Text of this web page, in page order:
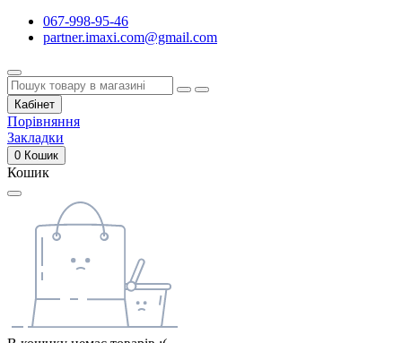
067-998-95-46
partner.imaxi.com@gmail.com
Кабінет
Порівняння
Закладки
0 Кошик
Кошик